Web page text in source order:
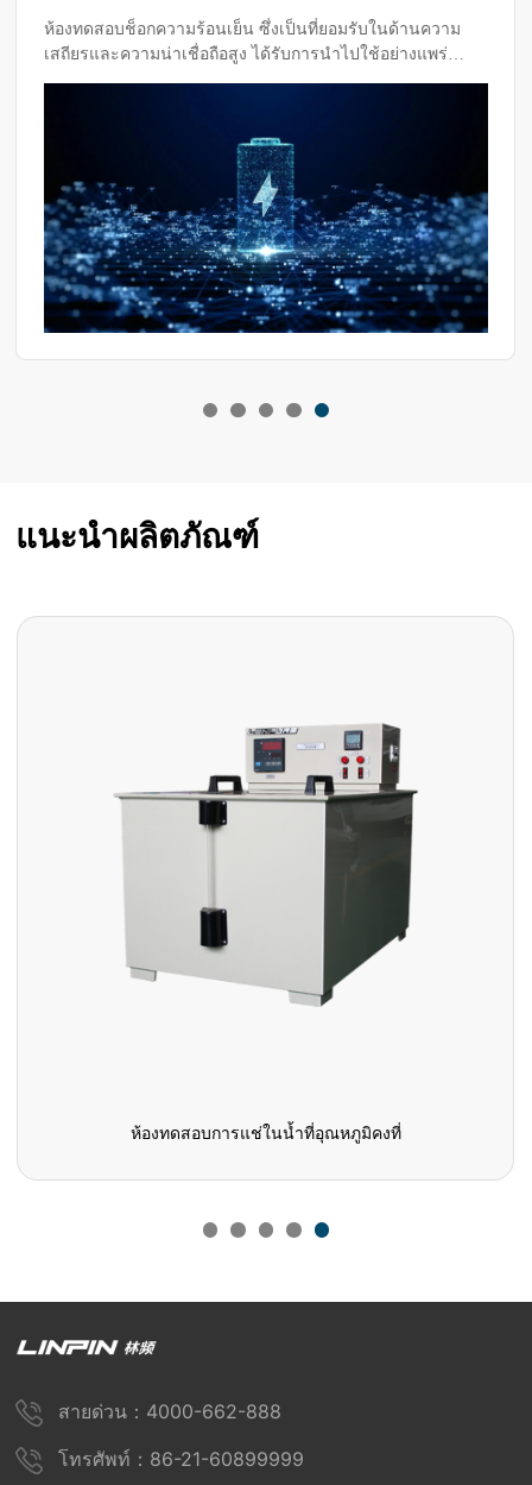
อุณหภูมิสูง-ต่ำแล้ว ก็
ย่างไรก็ตาม ในการ
ในกระบวนการผลิตและตรวจสอบคุณภาพ
สเปรย์เกลือมีบทบาทที่สำคัญอย่างยิ่ง บาง
จำเป็น ความถี่ในการเกิดข้อบกพร่องจะเ
แนะนำผลิตภัณฑ์
ห้องทดสอบการแช่ในน้ำที่อุณหภูมิคงที่
สายด่วน：4000-662-888
โทรศัพท์：86-21-60899999